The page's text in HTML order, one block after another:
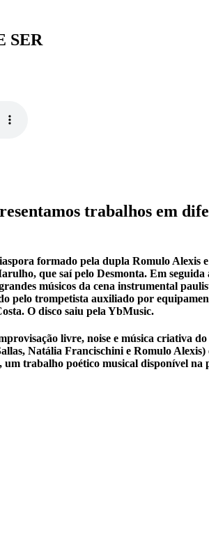
SER
trabalhos em
formado pela dupla Romulo Alexis
que saí pelo Desmonta. Em
músicos da cena instrumental
pelo trompetista auxiliado por
O disco saiu pela YbMusic.
livre, noise e música criativa
Natália Francischini e Romulo Alexis)
trabalho poético musical disponível